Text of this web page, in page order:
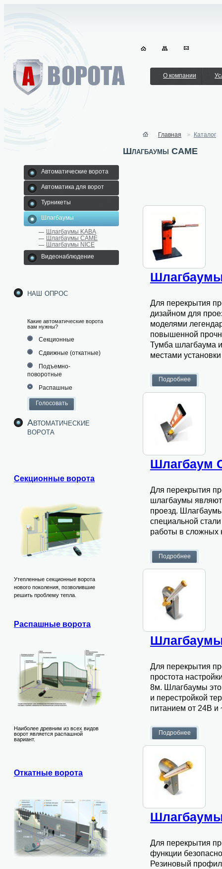
О компании
Автоматические ворота
Автоматика для ворот
Турникеты
Шлагбаумы
Шлагбаумы KABA
Шлагбаумы CAME
Шлагбаумы NICE
Видеонаблюдение
наш опрос
Какие автоматические ворота
вам нужны?
Секционные
Сдвижные (откатные)
Подъемно-
поворотные
Распашные
Автоматические
ворота
Секционные ворота
Утепленные секционные ворота
нового поколения, позволившие
решить проблему тепла.
Распашные ворота
Наиболее древним из всех видов
ворот является распашной
вариант.
Откатные ворота
Главная Каталог
Шлагбаумы CAME
Шлагбаумы
Для перекрытия
дизайном для
моделями
повышенной
Тумба шлагбаума
местами
Шлагбаум
Для перекрытия
шлагбаумы
проезд.
специальной
работы в сложных
Для перекрытия
простота
8м. Шлагбаумы
и перестройкой
питанием от 24В и
Для перекрытия
функции
Резиновый